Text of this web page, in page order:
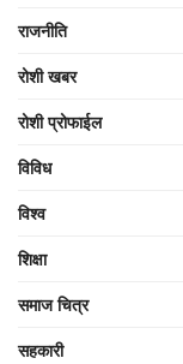
राजनीति
रोशी खबर
रोशी प्रोफाईल
विविध
विश्व
शिक्षा
समाज चित्र
सहकारी